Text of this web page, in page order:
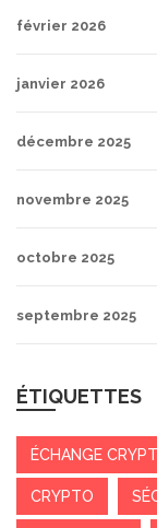
février 2026
janvier 2026
décembre 2025
novembre 2025
octobre 2025
septembre 2025
ÉTIQUETTES
ÉCHANGE
CRYPTO